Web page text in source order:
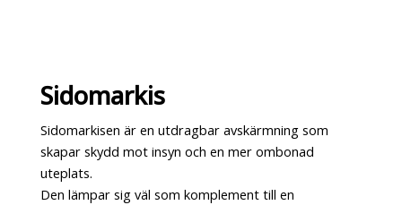
Sidomarkis
Sidomarkisen är en utdragbar avskärmning som
skapar skydd mot insyn och en mer ombonad
uteplats.
Den lämpar sig väl som komplement till en